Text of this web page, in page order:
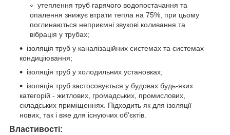
утеплення труб гарячого водопостачання та
опалення знижує втрати тепла на 75%, при цьому
поглинаються неприємні звукові коливання та
вібрація у трубах;
ізоляція труб у каналізаційних системах та системах
кондиціювання;
ізоляція труб у холодильних установках;
ізоляція труб застосовується у будовах будь-яких
категорій - житлових, громадських, промислових,
складських приміщеннях. Підходить як для ізоляції
нових, так і вже для існуючих об'єктів.
Властивості: